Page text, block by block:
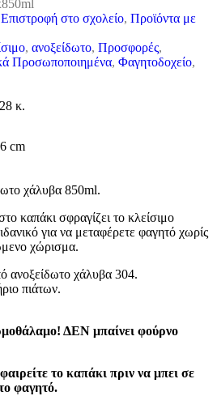
Επιστροφή στο σχολείο, Προϊόντα με
, ανοξείδωτο, Προσφορές,
Προσωποποιημένα, Φαγητοδοχείο,
κ.
cm
χάλυβα 850ml.
καπάκι σφραγίζει το κλείσιμο
για να μεταφέρετε φαγητό χωρίς
χώρισμα.
ανοξείδωτο χάλυβα 304.
πιάτων.
ΔΕΝ μπαίνει φούρνο
το καπάκι πριν να μπει σε
φαγητό.